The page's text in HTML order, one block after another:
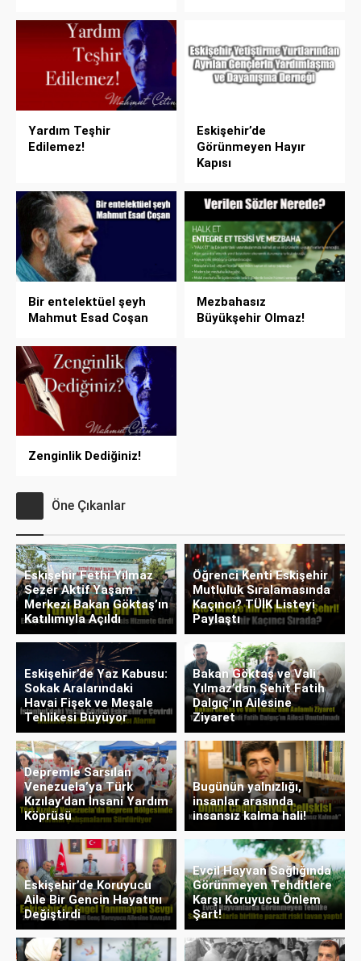
Yardım Teşhir
Edilemez!
Eskişehir’de
Görünmeyen Hayır
Kapısı
Bir entelektüel şeyh
Mahmut Esad Coşan
Mezbahasız
Büyükşehir Olmaz!
Zenginlik Dediğiniz!
Öne Çıkanlar
Eskişehir Fethi Yılmaz
Sezer Aktif Yaşam
Merkezi Bakan Göktaş’ın
Katılımıyla Açıldı
Öğrenci Kenti Eskişehir
Mutluluk Sıralamasında
Kaçıncı? TÜİK Listeyi
Paylaştı
Eskişehir’de Yaz Kabusu:
Sokak Aralarındaki
Havai Fişek ve Meşale
Tehlikesi Büyüyor
Bakan Göktaş ve Vali
Yılmaz’dan Şehit Fatih
Dalgıç’ın Ailesine
Ziyaret
Depremle Sarsılan
Venezuela’ya Türk
Kızılay’dan İnsani Yardım
Köprüsü
Bugünün yalnızlığı,
insanlar arasında
insansız kalma hali!
Eskişehir’de Koruyucu
Aile Bir Gencin Hayatını
Değiştirdi
Evcil Hayvan Sağlığında
Görünmeyen Tehditlere
Karşı Koruyucu Önlem
Şart!